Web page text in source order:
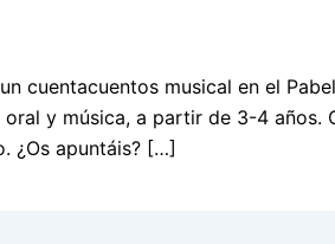
cuentacuentos musical en el
y música, a partir de 3-4 años.
¿Os apuntáis? […]